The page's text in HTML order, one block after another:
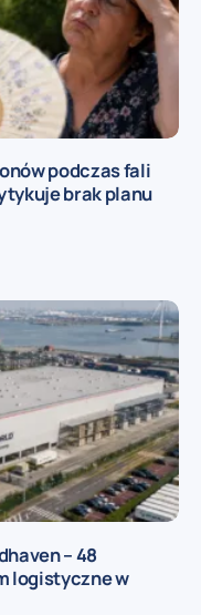
podczas fali
brak planu
– 48
logistyczne w